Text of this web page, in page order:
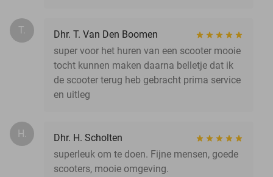
T.
Dhr. T. Van Den Boomen
super voor het huren van een scooter mooie
tocht kunnen maken daarna belletje dat ik
de scooter terug heb gebracht prima service
en uitleg
H.
Dhr. H. Scholten
superleuk om te doen. Fijne mensen, goede
scooters, mooie omgeving.